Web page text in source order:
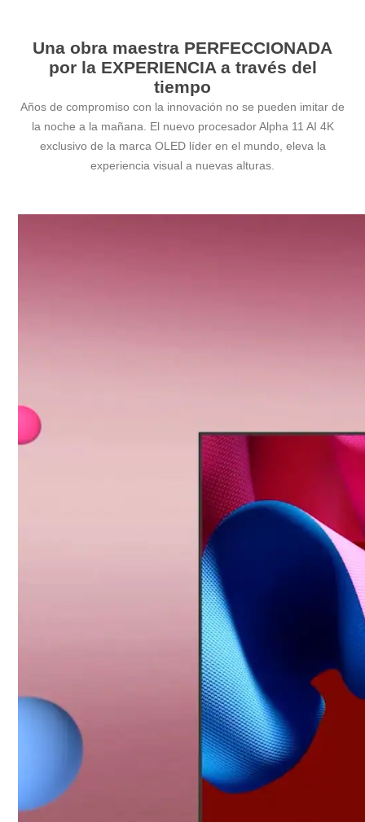
Una obra maestra PERFECCIONADA
por la EXPERIENCIA a través del
tiempo
Años de compromiso con la innovación no se pueden imitar de
la noche a la mañana. El nuevo procesador Alpha 11 AI 4K
exclusivo de la marca OLED líder en el mundo, eleva la
experiencia visual a nuevas alturas.